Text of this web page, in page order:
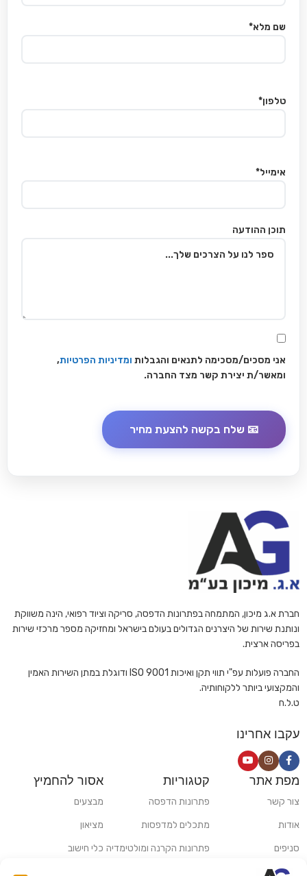
שם מלא*
טלפון*
אימייל*
תוכן ההודעה
אני מסכים/מסכימה לתנאים והגבלות ומדיניות הפרטיות,
ומאשר/ת יצירת קשר מצד החברה.
חברת א.ג מיכון, המתמחה בפתרונות הדפסה, סריקה וציוד רפואי, הינה משווקת
ונותנת שירות של היצרנים הגדולים בעולם בישראל ומחזיקה מספר מרכזי שירות
בפריסה ארצית.
החברה פועלות עפ"י תווי תקן ואיכות ISO 9001 ודוגלת במתן השירות האמין
והמקצועי ביותר ללקוחותיה.
ט.ל.ח
עקבו אחרינו
מפת אתר
צור קשר
אודות
סניפים
משלוחים ואיסוף עצמי
קטגוריות
פתרונות הדפסה
מתכלים למדפסות
פתרונות הקרנה ומולטימדיה
אסור להחמיץ
מבצעים
מציאון
כלי חישוב